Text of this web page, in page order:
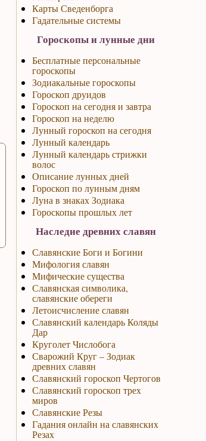
Карты Сведенборга
Гадательные системы
Гороскопы и лунные дни
Бесплатные персональные
гороскопы
Зодиакальные гороскопы
Гороскоп друидов
Гороскоп на сегодня и завтра
Гороскоп на неделю
Лунный гороскоп на сегодня
Лунный календарь
Лунный календарь стрижки
волос
Описание лунных дней
Гороскоп по лунным дням
Луна в знаках Зодиака
Гороскопы прошлых лет
Наследие древних славян
Славянские Боги и Богини
Мифология славян
Мифические существа
Славянская символика,
славянские обереги
Летоисчисление славян
Славянский календарь Коляды
Дар
Круголет Числобога
Сварожий Круг – Зодиак
древних славян
Славянский гороскоп Чертогов
Славянский гороскоп трех
миров
Славянские Резы
Гадания онлайн на славянских
Резах